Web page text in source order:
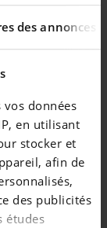
des annonces
données
en utilisant
stocker et
afin de
des publicités
études